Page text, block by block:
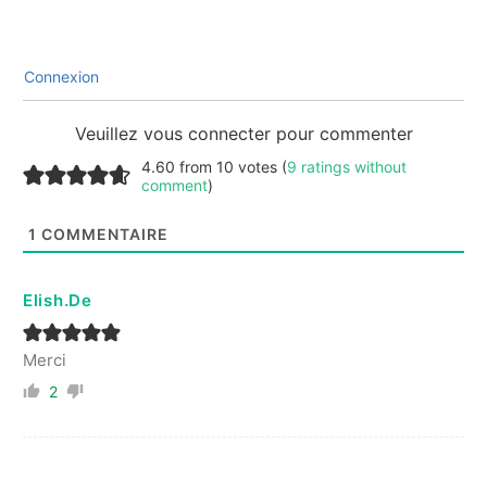
Connexion
Veuillez vous connecter pour commenter
4.60 from 10 votes (9 ratings without
comment)
1 COMMENTAIRE
Elish.De
Merci
2